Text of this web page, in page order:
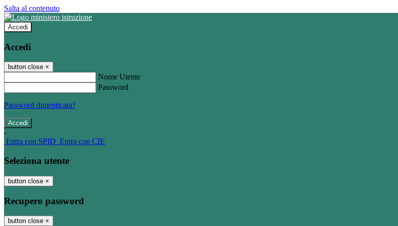
Salta al contenuto
Accedi
Accedi
button close ×
Nome Utente
Password
Password dimenticata?
-
Entra con SPID Entra con CIE
Seleziona utente
button close ×
Recupero password
button close ×